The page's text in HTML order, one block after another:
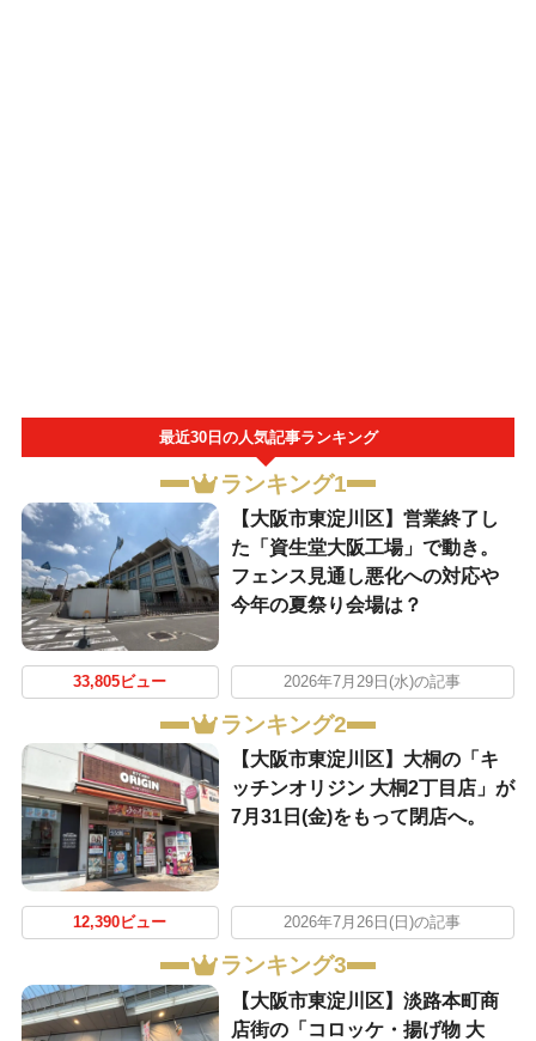
最近30日の人気記事ランキング
ランキング1
【大阪市東淀川区】営業終了し
た「資生堂大阪工場」で動き。
フェンス見通し悪化への対応や
今年の夏祭り会場は？
33,805ビュー 2026年7月29日(水)の記事
ランキング2
【大阪市東淀川区】大桐の「キ
ッチンオリジン 大桐2丁目店」が
7月31日(金)をもって閉店へ。
12,390ビュー 2026年7月26日(日)の記事
ランキング3
【大阪市東淀川区】淡路本町商
店街の「コロッケ・揚げ物 大